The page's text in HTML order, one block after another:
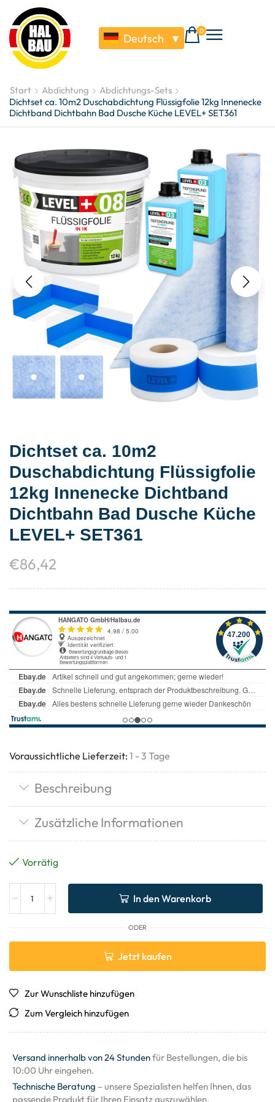
Deutsch ▼
0
Start Abdichtung
Abdichtungs-Sets
Dichtset ca. 10m2 Duschabdichtung Flüssigfolie 12kg Innenecke
Dichtband Dichtbahn Bad Dusche Küche LEVEL+ SET361
Dichtset ca. 10m2
Duschabdichtung Flüssigfolie
12kg Innenecke Dichtband
Dichtbahn Bad Dusche Küche
LEVEL+ SET361
€86,42
Voraussichtliche Lieferzeit: 1 - 3 Tage
Beschreibung
Zusätzliche Informationen
Vorrätig
In den Warenkorb
ODER
Jetzt kaufen
Zur Wunschliste hinzufügen
Zum Vergleich hinzufügen
Versand innerhalb von 24 Stundenfür Bestellungen, die bis
10:00 Uhr eingehen.
Technische Beratung – unsere Spezialisten helfen Ihnen, das
passende Produkt für Ihren Einsatz auszuwählen.